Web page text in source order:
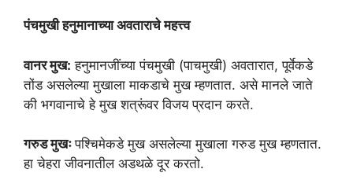
पंचमुखी हनुमानाच्या अवताराचे महत्त्व
वानर मुख: हनुमानजींच्या पंचमुखी (पाचमुखी) अवतारात, पूर्वेकडे
तोंड असलेल्या मुखाला माकडाचे मुख म्हणतात. असे मानले जाते
की भगवानाचे हे मुख शत्रूंवर विजय प्रदान करते.
गरुड मुखःपश्चिमेकडे मुख असलेल्या मुखाला गरुड मुख म्हणतात.
हा चेहरा जीवनातील अडथळे दूर करतो.